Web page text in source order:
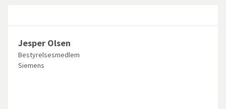
Jesper Olsen
Bestyrelsesmedlem
Siemens